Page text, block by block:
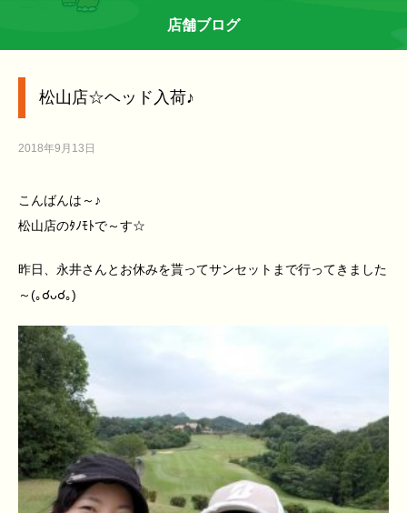
店舗ブログ
松山店☆ヘッド入荷♪
2018年9月13日
こんばんは～♪
松山店のﾀﾉﾓﾄで～す☆
昨日、永井さんとお休みを貰ってサンセットまで行ってきました
～(｡☌ᴗ☌｡)